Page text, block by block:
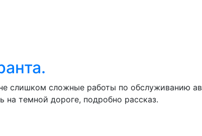
слишком сложные работы по обслуживанию
на темной дороге, подробно рассказ.